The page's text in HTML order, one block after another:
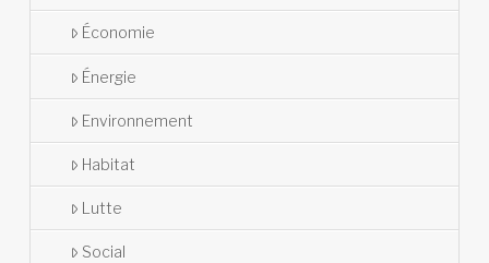
Économie
Énergie
Environnement
Habitat
Lutte
Social